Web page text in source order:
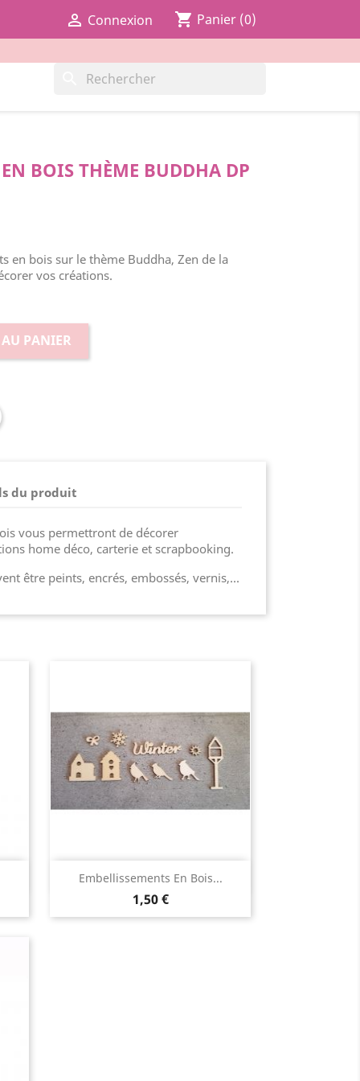
 Connexion shopping_cart Panier (0)
BOIS THÈME BUDDHA DP
en bois sur le thème Buddha, Zen de la
vos créations.
PANIER
du produit
vous permettront de décorer
home déco, carterie et scrapbooking.
être peints, encrés, embossés, vernis,...
Embellissements En Bois...
1,50 €
Aperçu rapide